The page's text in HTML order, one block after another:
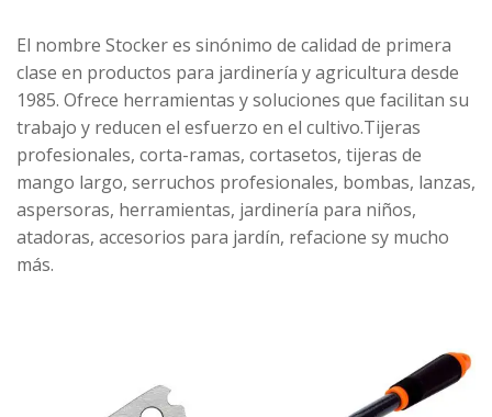
El nombre Stocker es sinónimo de calidad de primera
clase en productos para jardinería y agricultura desde
1985. Ofrece herramientas y soluciones que facilitan su
trabajo y reducen el esfuerzo en el cultivo.Tijeras
profesionales, corta-ramas, cortasetos, tijeras de
mango largo, serruchos profesionales, bombas, lanzas,
aspersoras, herramientas, jardinería para niños,
atadoras, accesorios para jardín, refacione sy mucho
más.